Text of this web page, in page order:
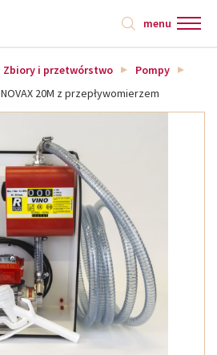
menu
Zbiory i przetwórstwo
Pompy
NOVAX 20M z przepływomierzem